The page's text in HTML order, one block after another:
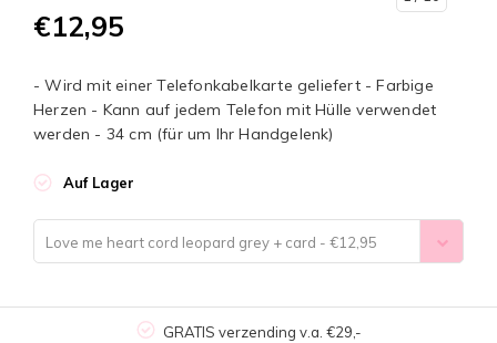
€12,95
- Wird mit einer Telefonkabelkarte geliefert - Farbige
Herzen - Kann auf jedem Telefon mit Hülle verwendet
werden - 34 cm (für um Ihr Handgelenk)
Auf Lager
Love me heart cord leopard grey + card - €12,95
GRATIS verzending v.a. €29,-